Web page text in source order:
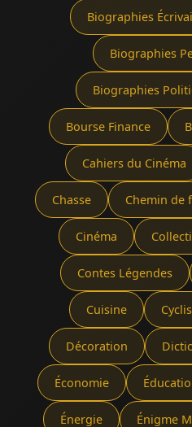
Biographies
Biographies
Biographies
Bourse Finance
Cahiers du Cinéma
Chasse Chemin de
Cinéma
Contes Légendes
Cuisine
Décoration
Économie
Énergie Énigme